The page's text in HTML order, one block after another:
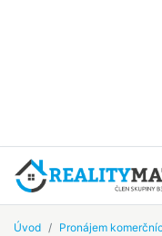
Úvod Pronájem